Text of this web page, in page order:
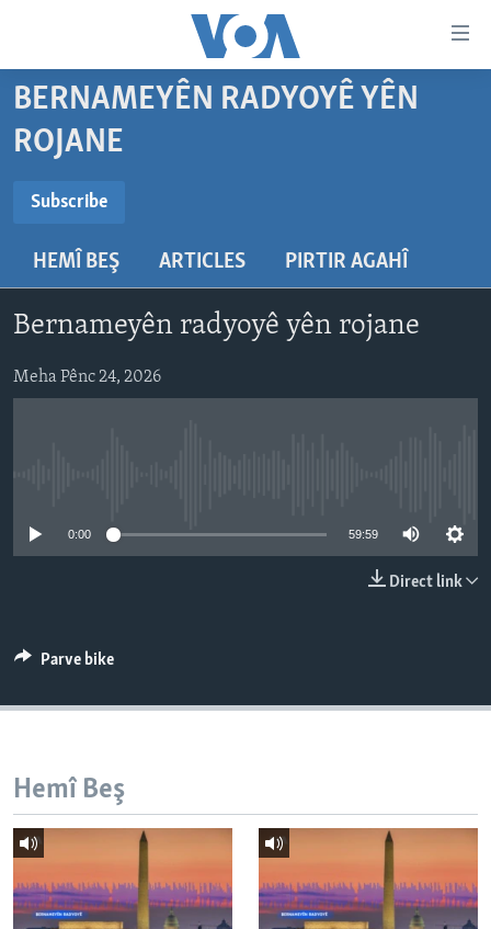
Yekser
here
naveroka
Yekser
Malpera
here
NÛÇE
VÎDYO GALERÎ
HERÊMÊN KURDAN
TIRKÎYE
SÛRÎYE
ÎRAN
SERNIVÎS
Learning English
FOLLOW US
Zimanên Din
BERNAMEYÊN RADYOYÊ YÊN
ROJANE
Subscribe
Navê xwe tomar
HEMÎ BEŞ ARTICLES PIRTIR AGAHÎ
Bernameyên radyoyê yên rojane
Meha Pênc 24, 2026
0:00 59:59
Direct link
Parve bike
Hemî Beş